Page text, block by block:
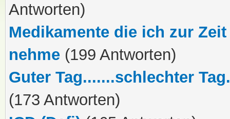
Antworten)
Medikamente die ich zur Zeit
nehme (199 Antworten)
Guter Tag.......schlechter
(173 Antworten)